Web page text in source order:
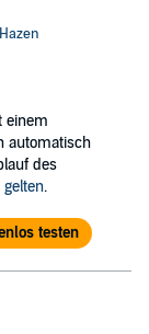
einem
automatisch
des
gelten.
testen